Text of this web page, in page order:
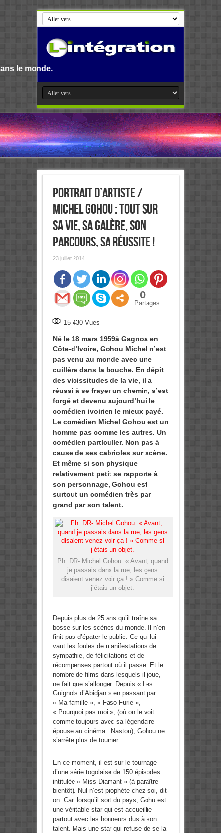
Portrait d’artiste /
Michel Gohou : Tout sur
sa vie, sa galère, son
parcours, sa réussite !
23 juillet 2014
0
Partages
15 430Vues
Né le 18 mars 1959à Gagnoa en
Côte-d’Ivoire, Gohou Michel n’est
pas venu au monde avec une
cuillère dans la bouche. En dépit
des vicissitudes de la vie, il a
réussi à se frayer un chemin, s’est
forgé et devenu aujourd’hui le
comédien ivoirien le mieux payé.
Le comédien Michel Gohou est un
homme pas comme les autres. Un
comédien particulier. Non pas à
cause de ses cabrioles sur scène.
Et même si son physique
relativement petit se rapporte à
son personnage, Gohou est
surtout un comédien très par
grand par son talent.
Ph: DR- Michel Gohou: « Avant, quand
je passais dans la rue, les gens
disaient venez voir ça ! » Comme si
j’étais un objet.
Depuis plus de 25 ans qu’il traîne sa
bosse sur les scènes du monde. Il n’en
finit pas d’épater le public. Ce qui lui
vaut les foules de manifestations de
sympathie, de félicitations et de
récompenses partout où il passe. Et le
nombre de films dans lesquels il joue,
ne fait que s’allonger. Depuis « Les
Guignols d’Abidjan » en passant par
« Ma famille », « Faso Furie »,
« Pourquoi pas moi », (où on le voit
comme toujours avec sa légendaire
épouse au cinéma : Nastou), Gohou ne
s’arrête plus de tourner.
En ce moment, il est sur le tournage
d’une série togolaise de 150 épisodes
intitulée « Miss Diamant » (à paraître
bientôt). Nul n’est prophète chez soi, dit-
on. Car, lorsqu’il sort du pays, Gohu est
une véritable star qui est accueillie
partout avec les honneurs dus à son
talent. Mais une star qui refuse de se la